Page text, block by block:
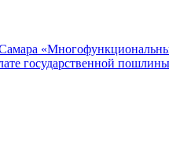
государственной